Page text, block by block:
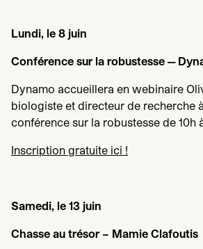
Lundi, le 8 juin
Conférence sur la robustesse —
Dynamo accueillera en webinaire
biologiste et directeur de recherche à
conférence sur la robustesse de 10h
Inscription gratuite ici !
Samedi, le 13 juin
Chasse au trésor – Mamie Clafoutis